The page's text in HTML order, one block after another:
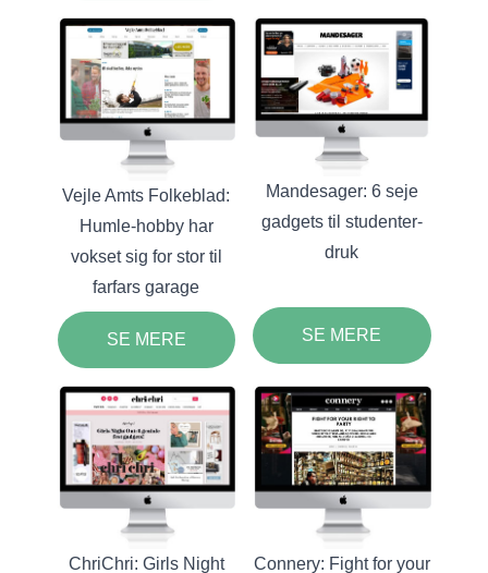
Vejle Amts Folkeblad:
Humle-hobby har
vokset sig for stor til
farfars garage
SE MERE
Mandesager: 6 seje
gadgets til studenter-
druk
SE MERE
ChriChri: Girls Night Connery: Fight for your